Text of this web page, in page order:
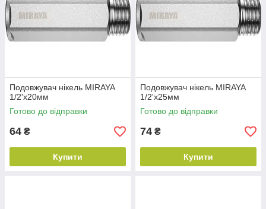
Подовжувач нікель MIRAYA
1/2'х20мм
Готово до відправки
64 ₴
Купити
Подовжувач нікель MIRAYA
1/2'х25мм
Готово до відправки
74 ₴
Купити